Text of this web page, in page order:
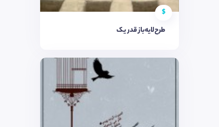
$
طرح‌لایه‌باز قدر یک